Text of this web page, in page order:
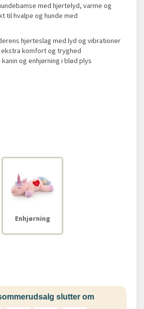
med hjertelyd, varme og
til hvalpe og hunde med
hjerteslag med lyd og vibrationer
komfort og tryghed
og enhjørning i blød plys
Enhjørning
slutter om